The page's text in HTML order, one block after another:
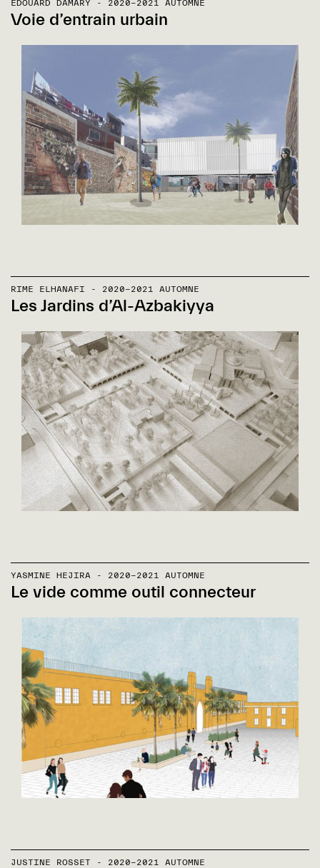
EDOUARD DAMARY - 2020-2021 AUTOMNE
Voie d’entrain urbain
RIME ELHANAFI - 2020-2021 AUTOMNE
Les Jardins d’Al-Azbakiyya
YASMINE HEJIRA - 2020-2021 AUTOMNE
Le vide comme outil connecteur
JUSTINE ROSSET - 2020-2021 AUTOMNE